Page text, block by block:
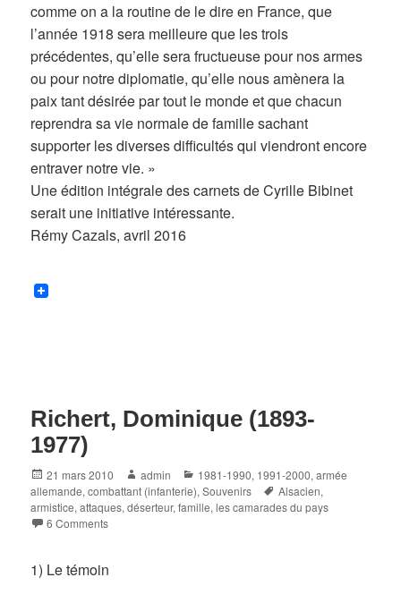
comme on a la routine de le dire en France, que
l’année 1918 sera meilleure que les trois
précédentes, qu’elle sera fructueuse pour nos armes
ou pour notre diplomatie, qu’elle nous amènera la
paix tant désirée par tout le monde et que chacun
reprendra sa vie normale de famille sachant
supporter les diverses difficultés qui viendront encore
entraver notre vie. »
Une édition intégrale des carnets de Cyrille Bibinet
serait une initiative intéressante.
Rémy Cazals, avril 2016
Richert, Dominique (1893-
1977)
Posted
on
21 mars 2010 Author
admin Categories
1981-1990, 1991-2000,armée
allemande,combattant (infanterie),Souvenirs Tags
Alsacien,
armistice,attaques,déserteur,famille,les camarades du pays
6 Comments
1) Le témoin